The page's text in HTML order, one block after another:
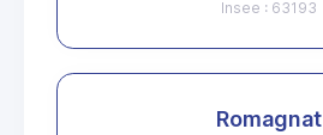
Insee : 63193
Romagnat